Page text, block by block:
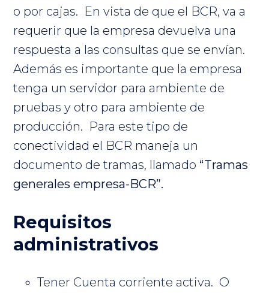
o por cajas. En vista de que el BCR, va a
requerir que la empresa devuelva una
respuesta a las consultas que se envían.
Además es importante que la empresa
tenga un servidor para ambiente de
pruebas y otro para ambiente de
producción. Para este tipo de
conectividad el BCR maneja un
documento de tramas, llamado “Tramas
generales empresa-BCR”.
Requisitos
administrativos
Tener Cuenta corriente activa. O